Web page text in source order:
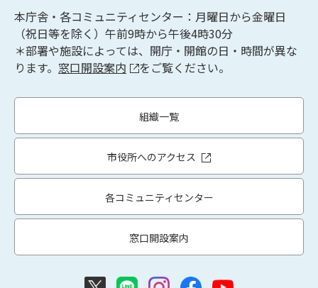
本庁舎・各コミュニティセンター：月曜日から金曜日
（祝日等を除く）午前9時から午後4時30分
＊部署や施設によっては、開庁・開館の日・時間が異な
ります。 窓口開設案内 をご覧ください。
組織一覧
市役所へのアクセス
各コミュニティセンター
窓口開設案内